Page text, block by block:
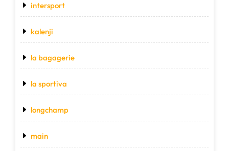
intersport
kalenji
la bagagerie
la sportiva
longchamp
main